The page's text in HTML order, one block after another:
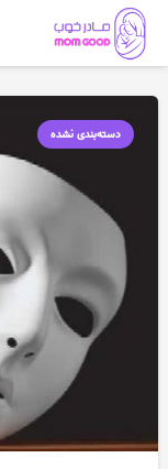
دسته‌بندی نشده